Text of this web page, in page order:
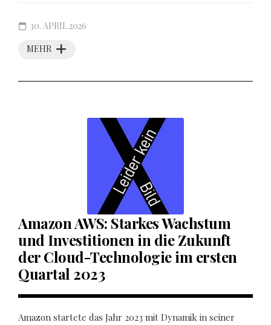
MEHR
30. APRIL 2026
Amazon AWS: Starkes Wachstum
und Investitionen in die Zukunft
der Cloud-Technologie im ersten
Quartal 2023
Amazon startete das Jahr 2023 mit Dynamik in seiner